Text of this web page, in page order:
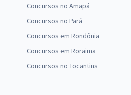
Concursos no Amapá
Concursos no Pará
Concursos em Rondônia
Concursos em Roraima
Concursos no Tocantins